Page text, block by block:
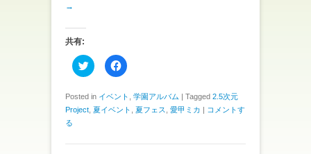
→
共有:
ク
リ
し
て
T
t
F
a
b
o
o
有
Posted in イベント 学園アルバム Tagged 2.5次元
Project 夏イベント 夏フェス 愛甲ミカ
コメントす
る